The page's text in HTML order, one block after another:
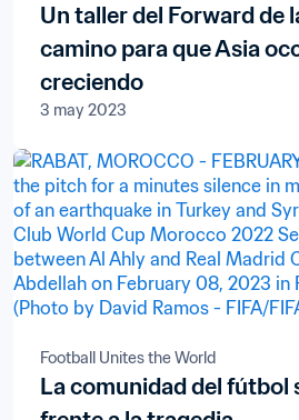
Un taller del Forward de
camino para que Asia
creciendo
3 may 2023
Football Unites the World
La comunidad del fútbol